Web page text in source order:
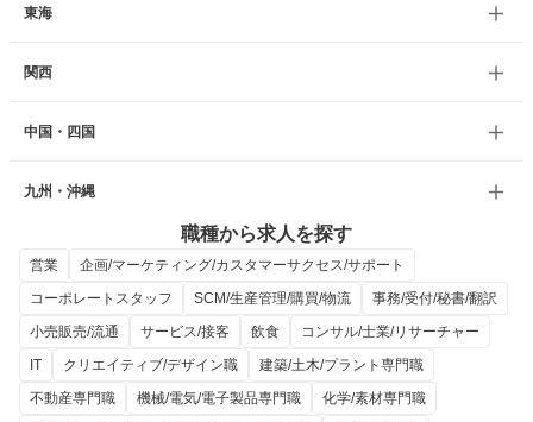
東海
関西
中国・四国
九州・沖縄
職種から求人を探す
営業
企画/マーケティング/カスタマーサクセス/サポート
コーポレートスタッフ
SCM/生産管理/購買/物流
事務/受付/秘書/翻訳
小売販売/流通
サービス/接客 飲食
コンサル/士業/リサーチャー
IT
クリエイティブ/デザイン職
建築/土木/プラント専門職
不動産専門職
機械/電気/電子製品専門職
化学/素材専門職